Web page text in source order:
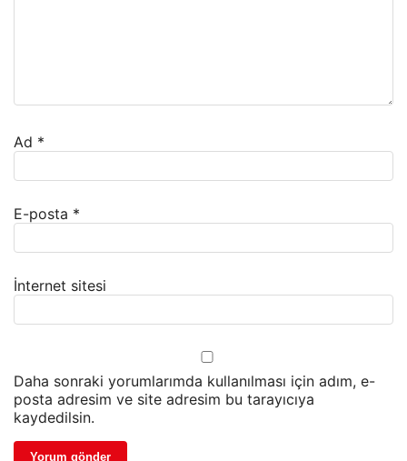
Ad *
E-posta *
İnternet sitesi
Daha sonraki yorumlarımda kullanılması için adım, e-
posta adresim ve site adresim bu tarayıcıya
kaydedilsin.